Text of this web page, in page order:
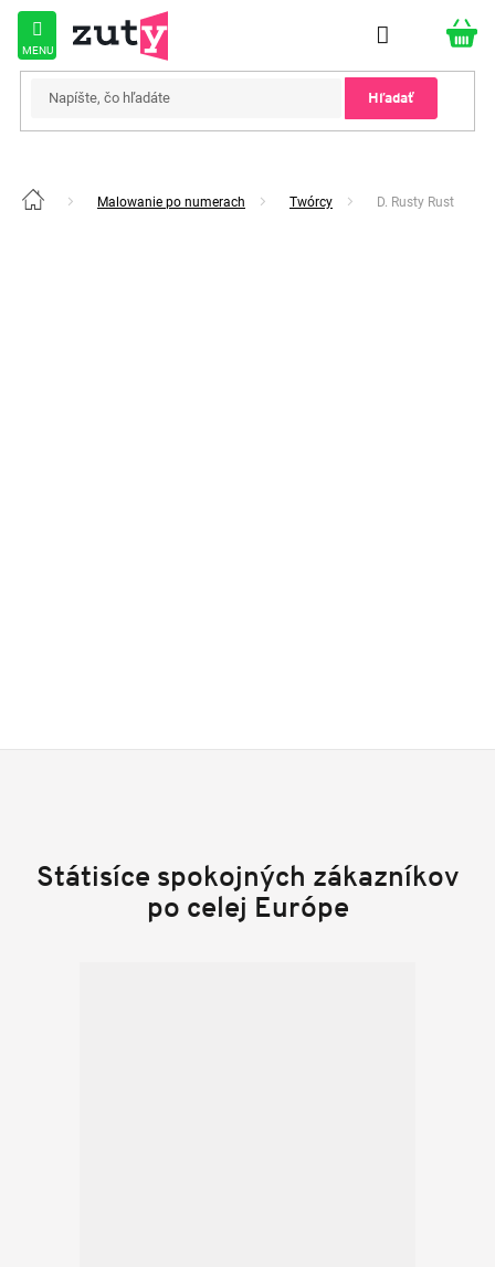
Prejsť
obsah
Hľadať
Domov Malowanie po numerach Twórcy D. Rusty Rust
Státisíce spokojných zákazníkov
po celej Európe